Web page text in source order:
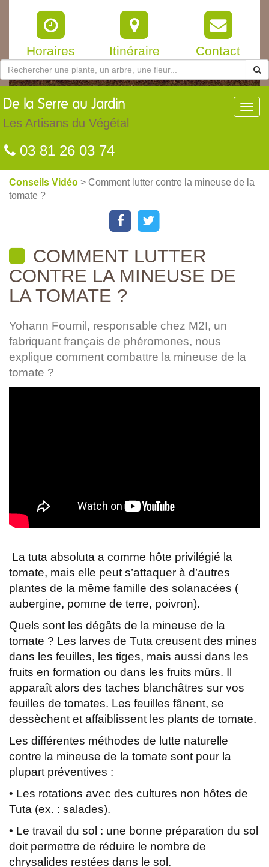
Horaires Itinéraire Contact
De la Serre au Jardin
Les Artisans du Végétal
03 81 26 03 74
Conseils Vidéo > Comment lutter contre la mineuse de la
tomate ?
COMMENT LUTTER
CONTRE LA MINEUSE DE
LA TOMATE ?
Yohann Fournil, responsable chez M2I, un
fabriquant français de phéromones, nous
explique comment combattre la mineuse de la
tomate ?
La tuta absoluta a comme hôte privilégié la
tomate, mais elle peut s’attaquer à d’autres
plantes de la même famille des solanacées (
aubergine, pomme de terre, poivron).
Quels sont les dégâts de la mineuse de la
tomate ? Les larves de Tuta creusent des mines
dans les feuilles, les tiges, mais aussi dans les
fruits en formation ou dans les fruits mûrs. Il
apparaît alors des taches blanchâtres sur vos
feuilles de tomates. Les feuilles fânent, se
dessèchent et affaiblissent les plants de tomate.
Les différentes méthodes de lutte naturelle
contre la mineuse de la tomate sont pour la
plupart préventives :
• Les rotations avec des cultures non hôtes de
Tuta (ex. : salades).
• Le travail du sol : une bonne préparation du sol
doit permettre de réduire le nombre de
chrysalides restées dans le sol.